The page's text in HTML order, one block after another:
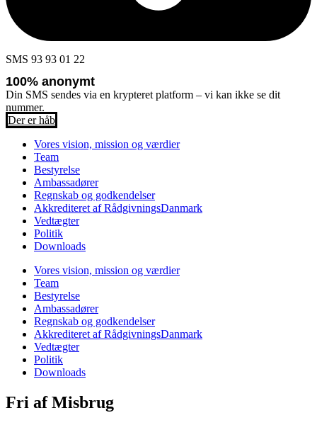
SMS 93 93 01 22
100% anonymt
Din SMS sendes via en krypteret platform – vi kan ikke se dit
nummer.
Der er håb
Vores vision, mission og værdier
Team
Bestyrelse
Ambassadører
Regnskab og godkendelser
Akkrediteret af RådgivningsDanmark
Vedtægter
Politik
Downloads
Vores vision, mission og værdier
Team
Bestyrelse
Ambassadører
Regnskab og godkendelser
Akkrediteret af RådgivningsDanmark
Vedtægter
Politik
Downloads
Fri af Misbrug